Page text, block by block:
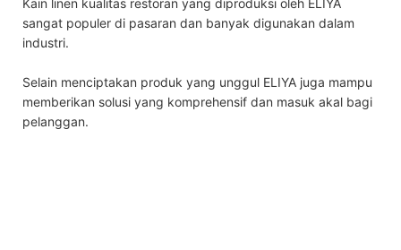
sangat populer di pasaran dan banyak digunakan dalam
industri.
Selain menciptakan produk yang unggul ELIYA juga mampu
memberikan solusi yang komprehensif dan masuk akal bagi
pelanggan.